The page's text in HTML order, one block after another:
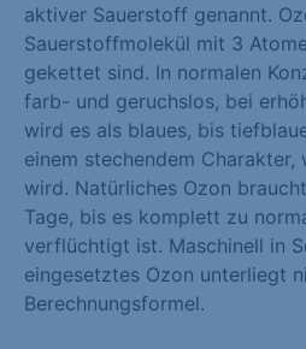
aktiver Sauerstoff genannt.
Sauerstoffmolekül mit 3
gekettet sind. In normalen
farb- und geruchslos, bei
wird es als blaues, bis
einem stechendem Charakter,
wird. Natürliches Ozon
Tage, bis es komplett zu
verflüchtigt ist. Maschinell in
eingesetztes Ozon unterliegt
Berechnungsformel.